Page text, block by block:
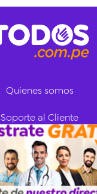
Quienes somos
Soporte al Cliente
Iniciar Sesión
Regístrate ahora